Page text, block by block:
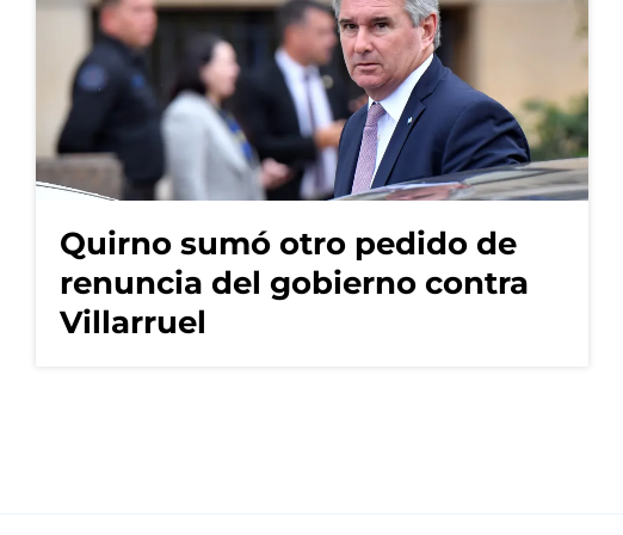
Quirno sumó otro pedido de
renuncia del gobierno contra
Villarruel